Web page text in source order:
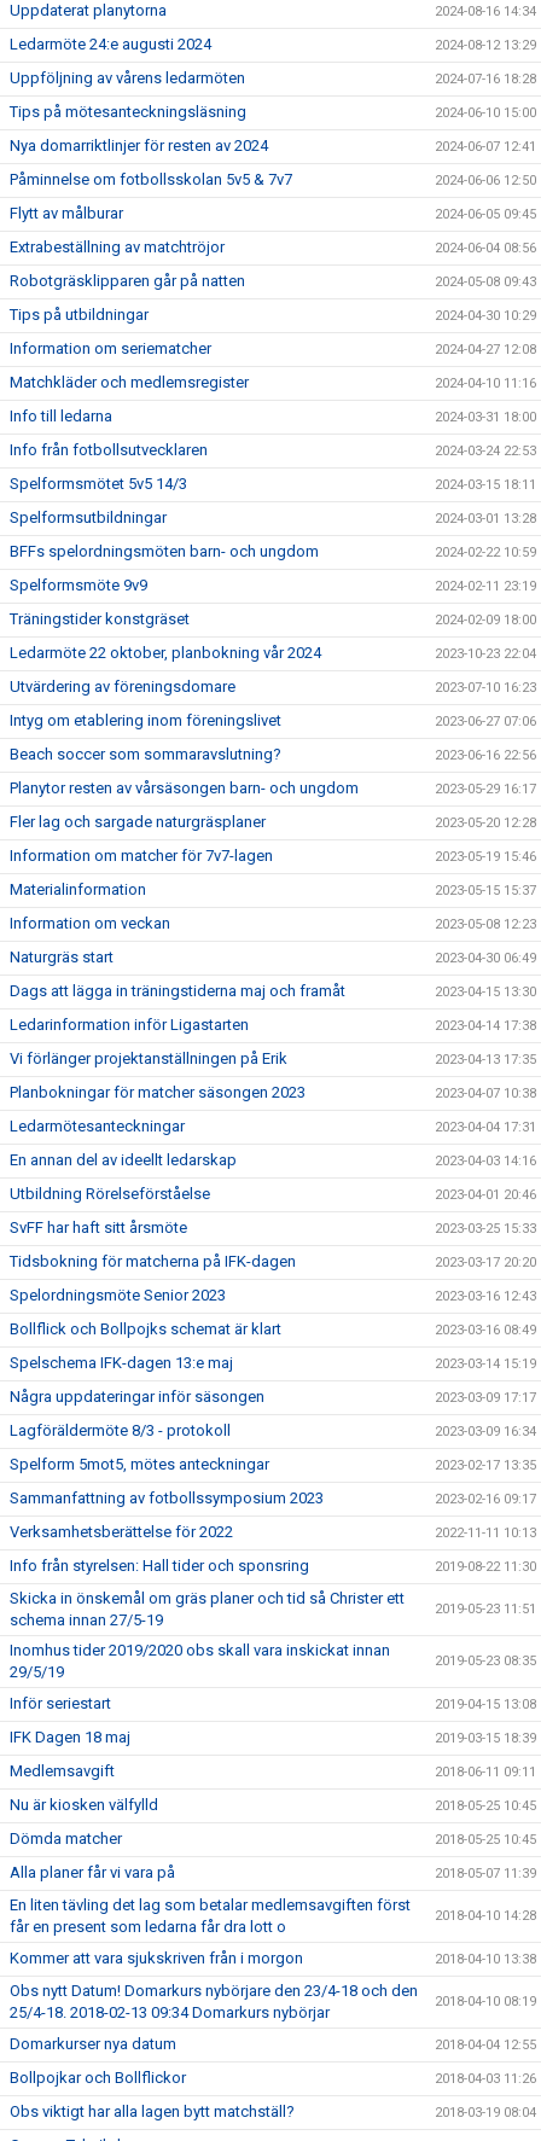
Uppdaterat planytorna 2024-08-16 14:34
Ledarmöte 24:e augusti 2024 2024-08-12 13:29
Uppföljning av vårens ledarmöten 2024-07-16 18:28
Tips på mötesanteckningsläsning 2024-06-10 15:00
Nya domarriktlinjer för resten av 2024 2024-06-07 12:41
Påminnelse om fotbollsskolan 5v5 & 7v7 2024-06-06 12:50
Flytt av målburar 2024-06-05 09:45
Extrabeställning av matchtröjor 2024-06-04 08:56
Robotgräsklipparen går på natten 2024-05-08 09:43
Tips på utbildningar 2024-04-30 10:29
Information om seriematcher 2024-04-27 12:08
Matchkläder och medlemsregister 2024-04-10 11:16
Info till ledarna 2024-03-31 18:00
Info från fotbollsutvecklaren 2024-03-24 22:53
Spelformsmötet 5v5 14/3 2024-03-15 18:11
Spelformsutbildningar 2024-03-01 13:28
BFFs spelordningsmöten barn- och ungdom 2024-02-22 10:59
Spelformsmöte 9v9 2024-02-11 23:19
Träningstider konstgräset 2024-02-09 18:00
Ledarmöte 22 oktober, planbokning vår 2024 2023-10-23 22:04
Utvärdering av föreningsdomare 2023-07-10 16:23
Intyg om etablering inom föreningslivet 2023-06-27 07:06
Beach soccer som sommaravslutning? 2023-06-16 22:56
Planytor resten av vårsäsongen barn- och ungdom 2023-05-29 16:17
Fler lag och sargade naturgräsplaner 2023-05-20 12:28
Information om matcher för 7v7-lagen 2023-05-19 15:46
Materialinformation 2023-05-15 15:37
Information om veckan 2023-05-08 12:23
Naturgräs start 2023-04-30 06:49
Dags att lägga in träningstiderna maj och framåt 2023-04-15 13:30
Ledarinformation inför Ligastarten 2023-04-14 17:38
Vi förlänger projektanställningen på Erik 2023-04-13 17:35
Planbokningar för matcher säsongen 2023 2023-04-07 10:38
Ledarmötesanteckningar 2023-04-04 17:31
En annan del av ideellt ledarskap 2023-04-03 14:16
Utbildning Rörelseförståelse 2023-04-01 20:46
SvFF har haft sitt årsmöte 2023-03-25 15:33
Tidsbokning för matcherna på IFK-dagen 2023-03-17 20:20
Spelordningsmöte Senior 2023 2023-03-16 12:43
Bollflick och Bollpojks schemat är klart 2023-03-16 08:49
Spelschema IFK-dagen 13:e maj 2023-03-14 15:19
Några uppdateringar inför säsongen 2023-03-09 17:17
Lagföräldermöte 8/3 - protokoll 2023-03-09 16:34
Spelform 5mot5, mötes anteckningar 2023-02-17 13:35
Sammanfattning av fotbollssymposium 2023 2023-02-16 09:17
Verksamhetsberättelse för 2022 2022-11-11 10:13
Info från styrelsen: Hall tider och sponsring 2019-08-22 11:30
Skicka in önskemål om gräs planer och tid så Christer ett
schema innan 27/5-19
2019-05-23 11:51
Inomhus tider 2019/2020 obs skall vara inskickat innan
29/5/19
2019-05-23 08:35
Inför seriestart 2019-04-15 13:08
IFK Dagen 18 maj 2019-03-15 18:39
Medlemsavgift 2018-06-11 09:11
Nu är kiosken välfylld 2018-05-25 10:45
Dömda matcher 2018-05-25 10:45
Alla planer får vi vara på 2018-05-07 11:39
En liten tävling det lag som betalar medlemsavgiften först
får en present som ledarna får dra lott o
2018-04-10 14:28
Kommer att vara sjukskriven från i morgon 2018-04-10 13:38
Obs nytt Datum! Domarkurs nybörjare den 23/4-18 och den
25/4-18. 2018-02-13 09:34 Domarkurs nybörjar
2018-04-10 08:19
Domarkurser nya datum 2018-04-04 12:55
Bollpojkar och Bollflickor 2018-04-03 11:26
Obs viktigt har alla lagen bytt matchställ? 2018-03-19 08:04